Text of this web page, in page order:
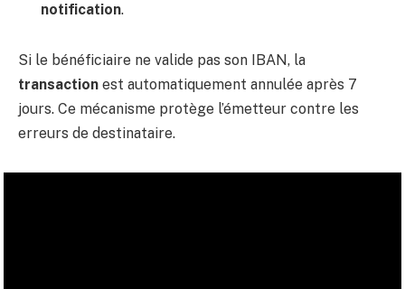
notification.
Si le bénéficiaire ne valide pas son IBAN, la
transaction est automatiquement annulée après 7
jours. Ce mécanisme protège l’émetteur contre les
erreurs de destinataire.